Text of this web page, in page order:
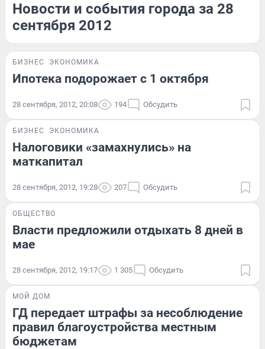
Новости и события города за 28
сентября 2012
БИЗНЕС ЭКОНОМИКА
Ипотека подорожает с 1 октября
28 сентября, 2012, 20:08 194 Обсудить
БИЗНЕС ЭКОНОМИКА
Налоговики «замахнулись» на
маткапитал
28 сентября, 2012, 19:28 207 Обсудить
ОБЩЕСТВО
Власти предложили отдыхать 8 дней в
мае
28 сентября, 2012, 19:17 1 305 Обсудить
МОЙ ДОМ
ГД передает штрафы за несоблюдение
правил благоустройства местным
бюджетам